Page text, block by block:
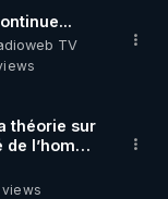
TV
théorie sur
l’homme
de
views